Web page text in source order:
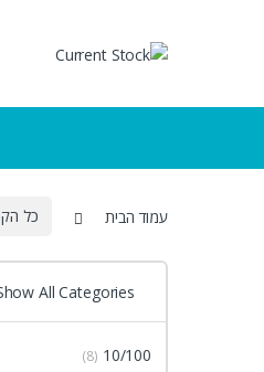
עמוד הבית כל
All Categories
10/100
(8)